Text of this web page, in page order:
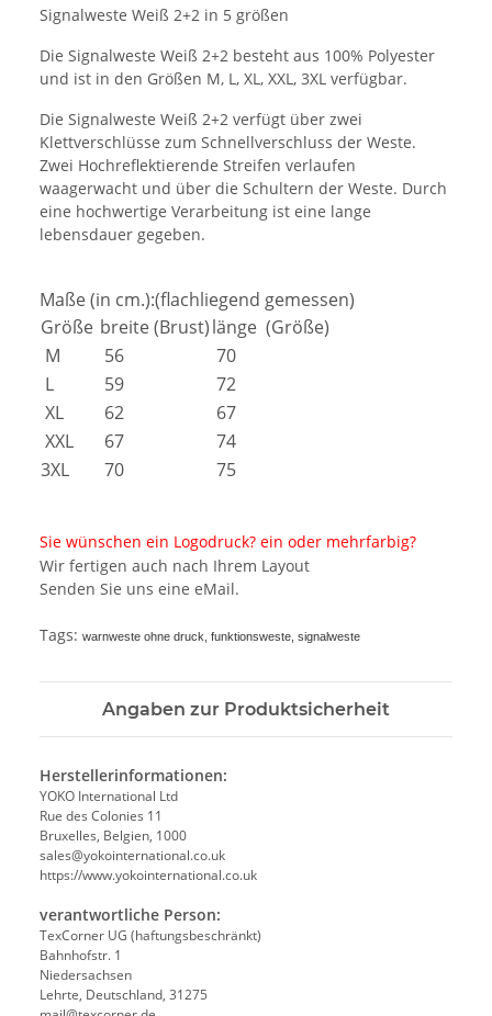
Signalweste Weiß 2+2 in 5 größen
Die Signalweste Weiß 2+2 besteht aus 100% Polyester
und ist in den Größen M, L, XL, XXL, 3XL verfügbar.
Die Signalweste Weiß 2+2 verfügt über zwei
Klettverschlüsse zum Schnellverschluss der Weste.
Zwei Hochreflektierende Streifen verlaufen
waagerwacht und über die Schultern der Weste. Durch
eine hochwertige Verarbeitung ist eine lange
lebensdauer gegeben.
Maße (in cm.):(flachliegend gemessen)
Größe breite (Brust)länge (Größe)
M
56
70
L
59
72
XL
62
67
XXL
67
74
3XL
70 75
Sie wünschen ein Logodruck? ein oder mehrfarbig?
Wir fertigen auch nach Ihrem Layout
Senden Sie uns eine eMail.
Tags: warnweste ohne druck, funktionsweste, signalweste
Angaben zur Produktsicherheit
Herstellerinformationen:
YOKO International Ltd
Rue des Colonies 11
Bruxelles, Belgien, 1000
sales@yokointernational.co.uk
https://www.yokointernational.co.uk
verantwortliche Person:
TexCorner UG (haftungsbeschränkt)
Bahnhofstr. 1
Niedersachsen
Lehrte, Deutschland, 31275